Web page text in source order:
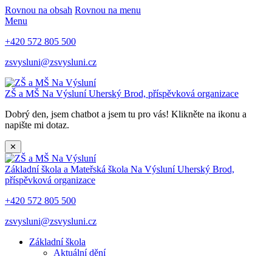
Rovnou na obsah Rovnou na menu
Menu
+420 572 805 500
zsvysluni@zsvysluni.cz
ZŠ a MŠ Na VýsluníUherský Brod, příspěvková organizace
Dobrý den, jsem chatbot a jsem tu pro vás! Klikněte na ikonu a
napište mi dotaz.
✕
Základní škola a Mateřská škola Na VýsluníUherský Brod,
příspěvková organizace
+420 572 805 500
zsvysluni@zsvysluni.cz
Základní škola
Aktuální dění